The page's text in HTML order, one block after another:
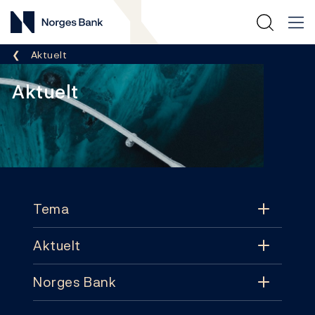
Norges Bank
Her er du nå:
Aktuelt
Aktuelt
Tema
Tema
Pengepolitikk
Aktuelt
Aktuelt
Norges Bank